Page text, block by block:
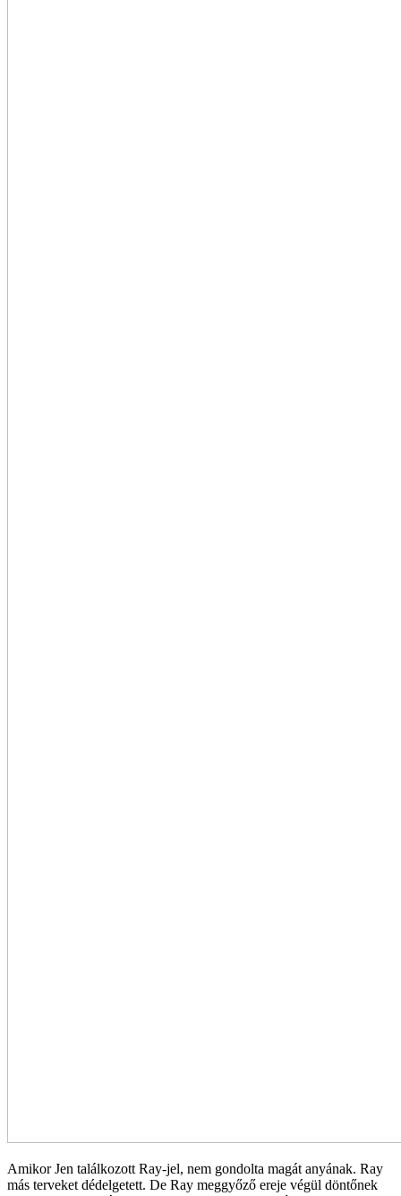
Amikor Jen találkozott Ray-jel, nem gondolta magát anyának. Ray
más terveket dédelgetett. De Ray meggyőző ereje végül döntőnek